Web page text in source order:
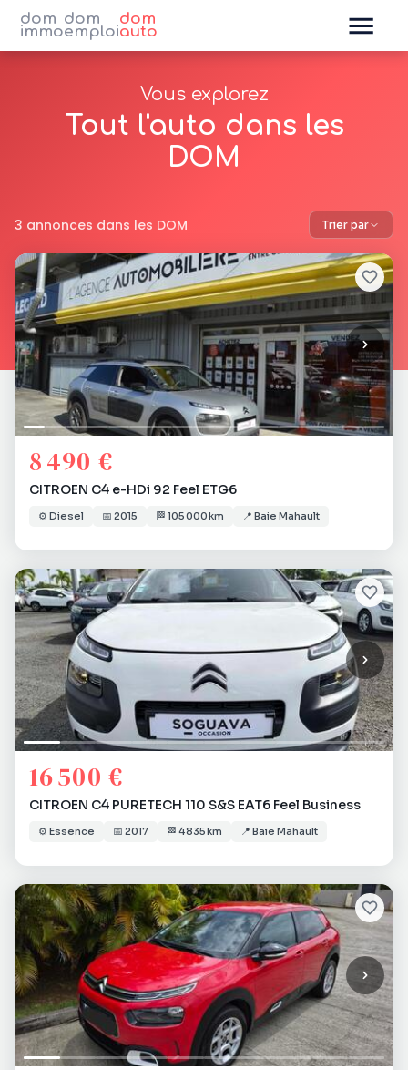
dom
immo
dom
emploi
dom
auto
Vous explorez
Tout l'auto dans les
DOM
3 annonces dans les DOM Trier par
8 490 €
CITROEN C4 e-HDi 92 Feel ETG6
⚙️ Diesel 📅 2015 🏁 105 000 km 📍 Baie Mahault
16 500 €
CITROEN C4 PURETECH 110 S&S EAT6 Feel Business
⚙️ Essence 📅 2017 🏁 4 835 km 📍 Baie Mahault